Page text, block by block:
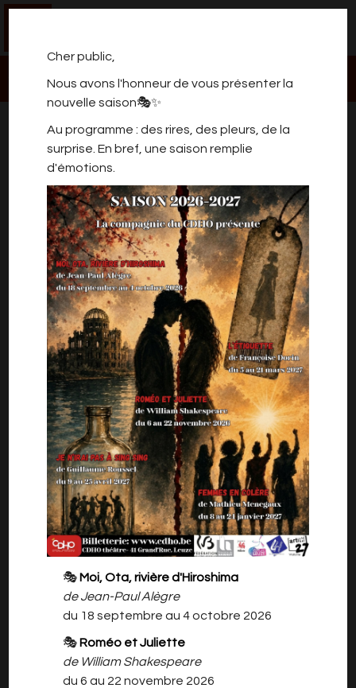
Cher public,
Nous avons l'honneur de vous présenter la
nouvelle saison🎭✨
Au programme : des rires, des pleurs, de la
surprise. En bref, une saison remplie
d'émotions.
🎭 Moi, Ota, rivière d'Hiroshima
de Jean-Paul Alègre
du 18 septembre au 4 octobre 2026
🎭 Roméo et Juliette
de William Shakespeare
du 6 au 22 novembre 2026
DES SOURIS ET DES
HOMMES
« Ils parlaient d'un coin à eux, juste un peu de
paix... » (Chantal Dierick - metteuse en scène)
Deux hommes unis par une promesse fragile.
Une amitié indéfectible. Un rêve :
celui de croire encore à demain.
Dans l'Amérique des années 30, l'espoir se
frotte à la brutalité du réel.
Jusqu'où peut-on protéger l'innocence dans un
monde sans pitié? Voici une œuvre
bouleversante, entre tendresse et tragédie.
« Des souris et des hommes » est l’un des
romans les plus connus de l'écrivain